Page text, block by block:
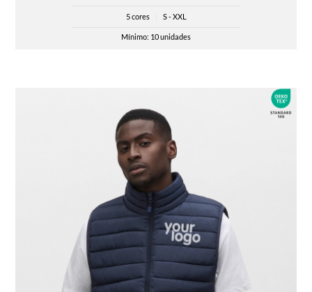
5 cores S - XXL
Mínimo: 10 unidades